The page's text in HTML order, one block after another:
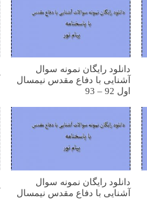
دانلود رایگان نمونه سوال
آشنایی با دفاع مقدس نیمسال
اول 92 – 93
دانلود رایگان نمونه سوال
آشنایی با دفاع مقدس نیمسال